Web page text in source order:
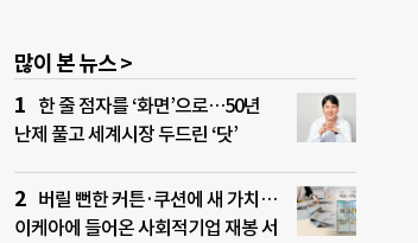
많이 본 뉴스 >
한 줄 점자를 ‘화면’으로…50년
난제 풀고 세계시장 두드린 ‘닷’
버릴 뻔한 커튼·쿠션에 새 가치…
이케아에 들어온 사회적기업 재봉 서